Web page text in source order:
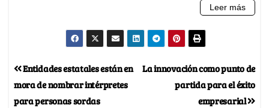
La innovación como punto de
partida para el éxito
empresarial
Entidades estatales están en
mora de nombrar intérpretes
para personas sordas